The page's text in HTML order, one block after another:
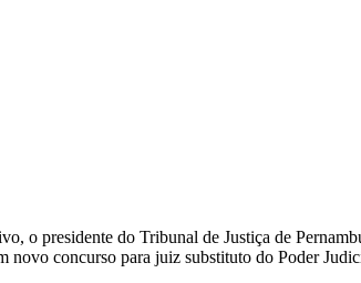
o presidente do Tribunal de Justiça de
concurso para juiz substituto do Poder